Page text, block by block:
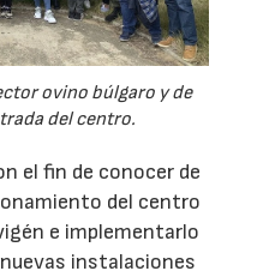
ovino búlgaro y de
del centro.
el fin de conocer de
del centro
e implementarlo
instalaciones